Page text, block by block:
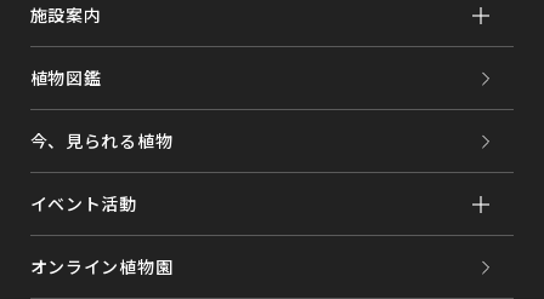
施設案内
植物図鑑
今、見られる植物
イベント活動
オンライン植物園